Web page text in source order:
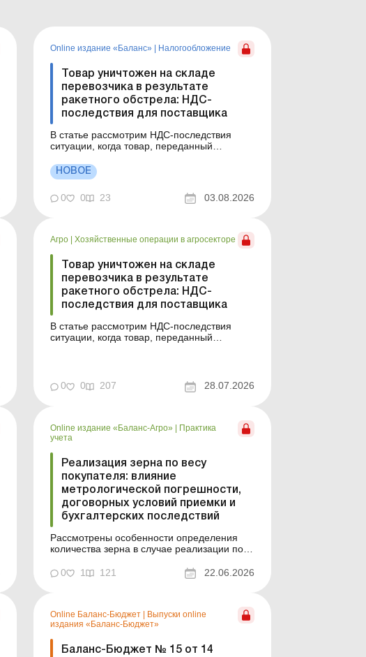
Online издание «Баланс» Налогообложение
Товар уничтожен на складе
перевозчика в результате
ракетного обстрела: НДС-
последствия для поставщика
В статье рассмотрим НДС-последствия
ситуации, когда товар, переданный
уничтожен в результате обстрела, а
перевозчик компенсировал поставщику его
передали перевозчику, но покупатель его
НОВОЕ
0 0 23 03.08.2026
Агро Хозяйственные операции в агросекторе
Товар уничтожен на складе
перевозчика в результате
ракетного обстрела: НДС-
последствия для поставщика
В статье рассмотрим НДС-последствия
ситуации, когда товар, переданный
стоимость. Когда сдавать НН, если товар
передали перевозчику, но покупатель его
0 0 207 28.07.2026
Online издание «Баланс-Агро» | Практика
учета
Реализация зерна по весу
покупателя: влияние
метрологической погрешности,
договорных условий приемки и
бухгалтерских последствий
Рассмотрены особенности определения
количества зерна в случае реализации по
учетом влияния метрологической
погрешности, договорных условий приемки
признания дохода. Баланс-Агро № 25 от 23
июня 2026 года В практике реал...
0 1 121 22.06.2026
Online Баланс-Бюджет | Выпуски online
издания «Баланс-Бюджет»
Баланс-Бюджет № 15 от 14